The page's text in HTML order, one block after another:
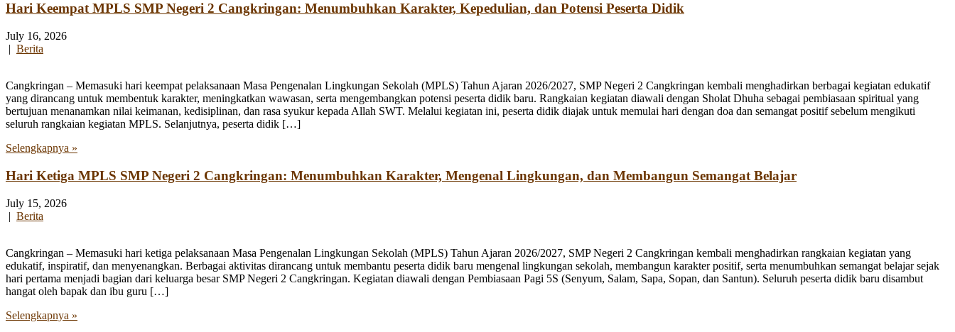
Hari Keempat MPLS SMP Negeri 2 Cangkringan: Menumbuhkan Karakter, Kepedulian, dan Potensi Peserta Didik
July 16, 2026
| Berita
Cangkringan – Memasuki hari keempat pelaksanaan Masa Pengenalan Lingkungan Sekolah (MPLS) Tahun Ajaran 2026/2027, SMP Negeri 2 Cangkringan kembali menghadirkan berbagai kegiatan edukatif
yang dirancang untuk membentuk karakter, meningkatkan wawasan, serta mengembangkan potensi peserta didik baru. Rangkaian kegiatan diawali dengan Sholat Dhuha sebagai pembiasaan spiritual yang
bertujuan menanamkan nilai keimanan, kedisiplinan, dan rasa syukur kepada Allah SWT. Melalui kegiatan ini, peserta didik diajak untuk memulai hari dengan doa dan semangat positif sebelum mengikuti
seluruh rangkaian kegiatan MPLS. Selanjutnya, peserta didik […]
Selengkapnya »
Hari Ketiga MPLS SMP Negeri 2 Cangkringan: Menumbuhkan Karakter, Mengenal Lingkungan, dan Membangun Semangat Belajar
July 15, 2026
| Berita
Cangkringan – Memasuki hari ketiga pelaksanaan Masa Pengenalan Lingkungan Sekolah (MPLS) Tahun Ajaran 2026/2027, SMP Negeri 2 Cangkringan kembali menghadirkan rangkaian kegiatan yang
edukatif, inspiratif, dan menyenangkan. Berbagai aktivitas dirancang untuk membantu peserta didik baru mengenal lingkungan sekolah, membangun karakter positif, serta menumbuhkan semangat belajar sejak
hari pertama menjadi bagian dari keluarga besar SMP Negeri 2 Cangkringan. Kegiatan diawali dengan Pembiasaan Pagi 5S (Senyum, Salam, Sapa, Sopan, dan Santun). Seluruh peserta didik baru disambut
hangat oleh bapak dan ibu guru […]
Selengkapnya »